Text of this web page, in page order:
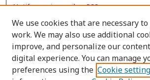
Notify me via email orRSS
Browse
Collections
Disciplines
Authors
We use cookies that are necessary
work. We may also use additional
improve, and personalize our
digital experience. You can manage
preferences using the Cookie